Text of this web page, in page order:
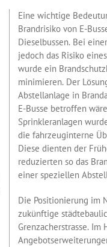
Eine wichtige
Brandrisiko von E-
Dieselbussen. Bei
jedoch das Risiko
wurde ein
minimieren. Der
Abstellanlage in
E-Busse betroffen
Sprinkleranlagen
die fahrzeuginterne
Diese dienten der
reduzierten so das
einer speziellen
Die Positionierung im
zukünftige
Grenzacherstrasse.